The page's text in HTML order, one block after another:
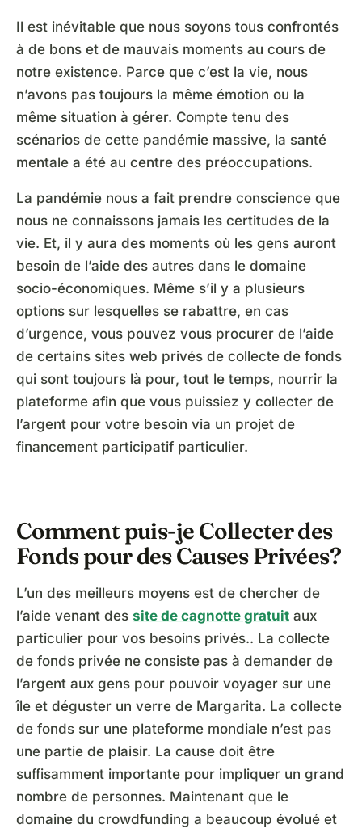
Il est inévitable que nous soyons tous confrontés
à de bons et de mauvais moments au cours de
notre existence. Parce que c’est la vie, nous
n’avons pas toujours la même émotion ou la
même situation à gérer. Compte tenu des
scénarios de cette pandémie massive, la santé
mentale a été au centre des préoccupations.
La pandémie nous a fait prendre conscience que
nous ne connaissons jamais les certitudes de la
vie. Et, il y aura des moments où les gens auront
besoin de l’aide des autres dans le domaine
socio-économiques. Même s’il y a plusieurs
options sur lesquelles se rabattre, en cas
d’urgence, vous pouvez vous procurer de l’aide
de certains sites web privés de collecte de fonds
qui sont toujours là pour, tout le temps, nourrir la
plateforme afin que vous puissiez y collecter de
l’argent pour votre besoin via un projet de
financement participatif particulier.
Comment puis-je Collecter des
Fonds pour des Causes Privées?
L’un des meilleurs moyens est de chercher de
l’aide venant des site de cagnotte gratuit aux
particulier pour vos besoins privés.. La collecte
de fonds privée ne consiste pas à demander de
l’argent aux gens pour pouvoir voyager sur une
île et déguster un verre de Margarita. La collecte
de fonds sur une plateforme mondiale n’est pas
une partie de plaisir. La cause doit être
suffisamment importante pour impliquer un grand
nombre de personnes. Maintenant que le
domaine du crowdfunding a beaucoup évolué et